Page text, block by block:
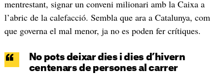
mentrestant, signar un conveni milionari amb la Caixa a
l’abric de la calefacció. Sembla que ara a Catalunya, com
que governa el mal menor, ja no es poden fer crítiques.
No pots deixar dies i dies d’hivern
centenars de persones al carrer